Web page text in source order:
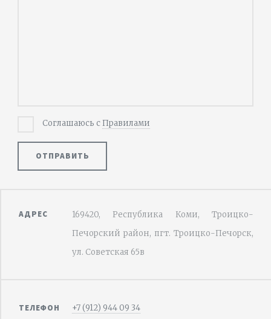
Соглашаюсь сПравилами
ОТПРАВИТЬ
АДРЕС
169420, Республика Коми, Троицко-
Печорский район, пгт. Троицко-Печорск,
ул. Советская 65в
ТЕЛЕФОН +7 (912) 944 09 34